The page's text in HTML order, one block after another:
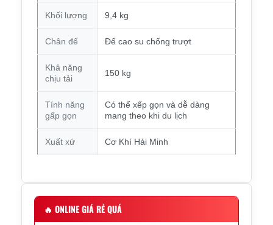
Khối lượng 9,4 kg
Chân đế Đế cao su chống trượt
Khả năng
chịu tải
150 kg
Tính năng
gấp gọn
Có thể xếp gọn và dễ dàng
mang theo khi du lịch
Xuất xứ Cơ Khí Hải Minh
🔥 ONLINE GIÁ RẺ QUÁ